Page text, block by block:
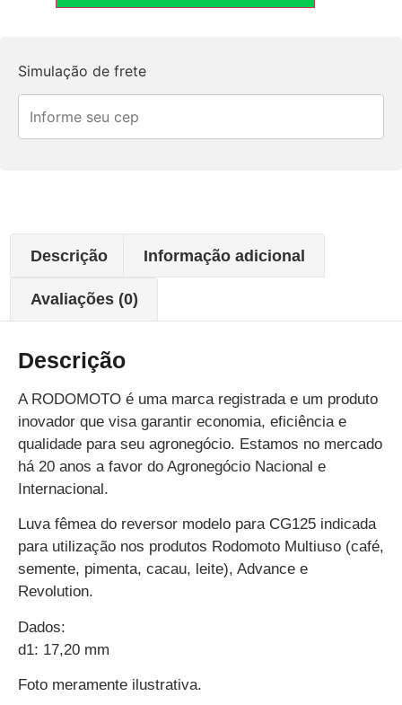
Simulação de frete
Descrição Informação adicional
Avaliações (0)
Descrição
A RODOMOTO é uma marca registrada e um produto
inovador que visa garantir economia, eficiência e
qualidade para seu agronegócio. Estamos no mercado
há 20 anos a favor do Agronegócio Nacional e
Internacional.
Luva fêmea do reversor modelo para CG125 indicada
para utilização nos produtos Rodomoto Multiuso (café,
semente, pimenta, cacau, leite), Advance e
Revolution.
Dados:
d1: 17,20 mm
Foto meramente ilustrativa.